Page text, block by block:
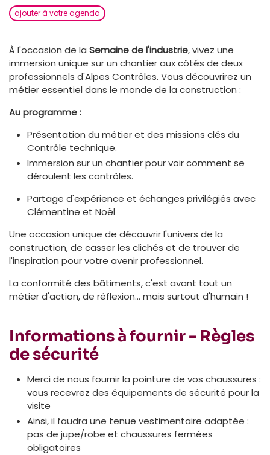
ajouter à votre agenda
À l'occasion de la Semaine de l'industrie, vivez une
immersion unique sur un chantier aux côtés de deux
professionnels d'Alpes Contrôles. Vous découvrirez un
métier essentiel dans le monde de la construction :
Au programme :
Présentation du métier et des missions clés du
Contrôle technique.
Immersion sur un chantier pour voir comment se
déroulent les contrôles.
Partage d'expérience et échanges privilégiés avec
Clémentine et Noël
Une occasion unique de découvrir l'univers de la
construction, de casser les clichés et de trouver de
l'inspiration pour votre avenir professionnel.
La conformité des bâtiments, c'est avant tout un
métier d'action, de réflexion… mais surtout d'humain !
Informations à fournir - Règles
de sécurité
Merci de nous fournir la pointure de vos chaussures :
vous recevrez des équipements de sécurité pour la
visite
Ainsi, il faudra une tenue vestimentaire adaptée :
pas de jupe/robe et chaussures fermées
obligatoires